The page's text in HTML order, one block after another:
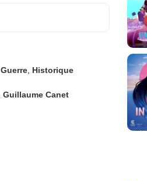
Guerre, Historique
Guillaume Canet